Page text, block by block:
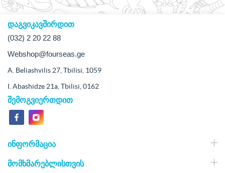
დაგვიკავშირდით
(032) 2 20 22 88
Webshop@fourseas.ge
A. Beliashvilis 27, Tbilisi, 1059
I. Abashidze 21a, Tbilisi, 0162
შემოგვიერთდით
ᲘᲜᲤᲝᲠᲛᲐᲪᲘᲐ
ᲛᲝᲛᲮᲛᲐᲠᲔᲑᲚᲘᲡᲗᲕᲘᲡ